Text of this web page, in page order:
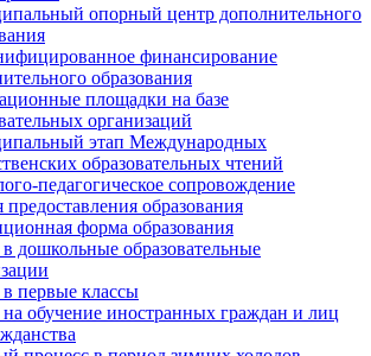
опорный центр дополнительного
финансирование
образования
площадки на базе
организаций
этап Международных
образовательных чтений
педагогическое сопровождение
образования
форма образования
дошкольные образовательные
первые классы
обучение иностранных граждан и лиц